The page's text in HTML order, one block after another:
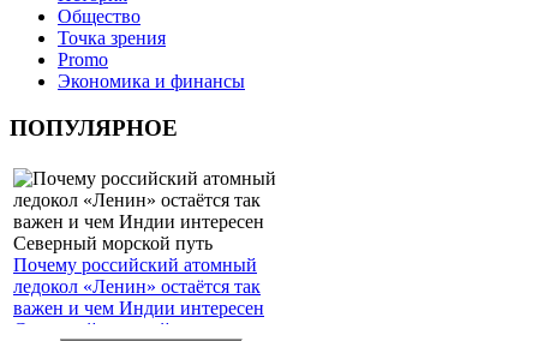
Общество
Точка зрения
Promo
Экономика и финансы
ПОПУЛЯРНОЕ
Почему российский атомный
ледокол «Ленин» остаётся так
важен и чем Индии интересен
Северный морской путь